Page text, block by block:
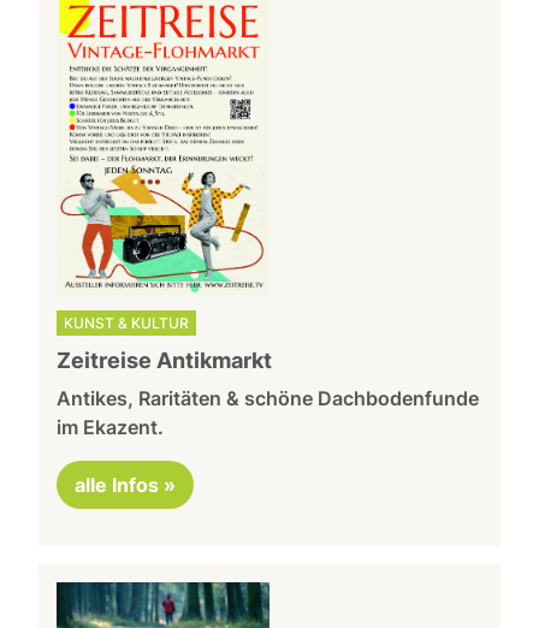
KUNST & KULTUR
Zeitreise Antikmarkt
Antikes, Raritäten & schöne Dachbodenfunde
im Ekazent.
alle Infos »